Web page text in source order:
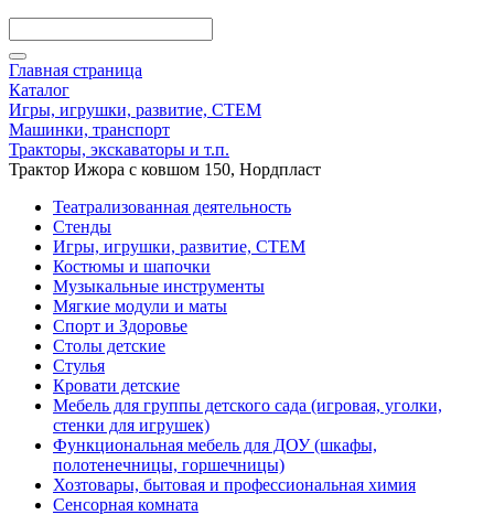
Главная страница
Каталог
Игры, игрушки, развитие, СТЕМ
Машинки, транспорт
Тракторы, экскаваторы и т.п.
Трактор Ижора с ковшом 150, Нордпласт
Театрализованная деятельность
Стенды
Игры, игрушки, развитие, СТЕМ
Костюмы и шапочки
Музыкальные инструменты
Мягкие модули и маты
Спорт и Здоровье
Столы детские
Стулья
Кровати детские
Мебель для группы детского сада (игровая, уголки,
стенки для игрушек)
Функциональная мебель для ДОУ (шкафы,
полотенечницы, горшечницы)
Хозтовары, бытовая и профессиональная химия
Сенсорная комната